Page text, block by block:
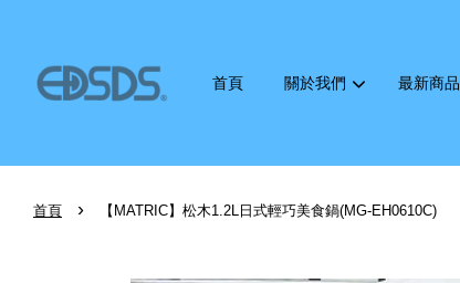
首頁 關於我們 最新商品
首頁 › 【MATRIC】松木1.2L日式輕巧美食鍋(MG-EH0610C)